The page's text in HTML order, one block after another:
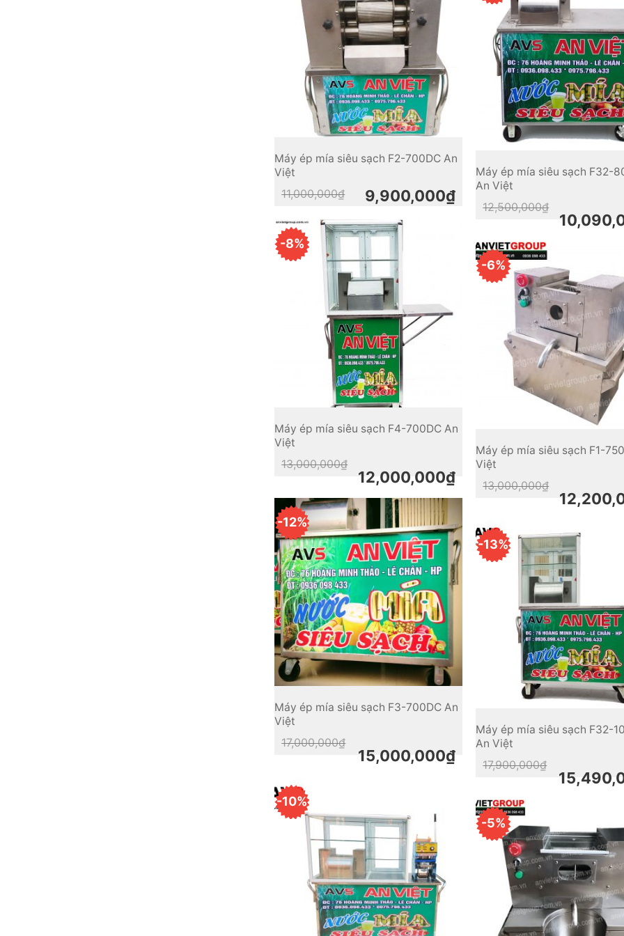
Máy ép mía siêu sạch F2-700DC An
Việt
11,000,000₫
Original
price
11,000,000₫.
9,900,000₫
Current
price
9,900,000₫.
Máy ép mía siêu sạch F32-
An Việt
12,500,000₫
price
was:
price
is:
-8%
Máy ép mía siêu sạch F4-700DC An
Việt
13,000,000₫
price
was:
12,000,000₫
price
is:
-6%
Máy ép mía siêu sạch F1-
Việt
13,000,000₫
price
was:
price
is:
-12%
Máy ép mía siêu sạch F3-700DC An
Việt
17,000,000₫
price
was:
15,000,000₫
price
-13%
Máy ép mía siêu sạch F32-
An Việt
17,900,000₫
price
was:
price
-10%
-5%